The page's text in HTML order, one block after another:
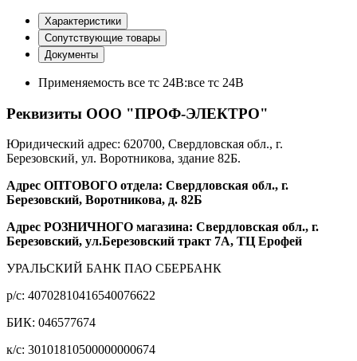
Характеристики
Сопутствующие товары
Документы
Применяемость все тс 24В:все тс 24В
Реквизиты ООО "ПРОФ-ЭЛЕКТРО"
Юридический адрес: 620700, Свердловская обл., г.
Березовский, ул. Воротникова, здание 82Б.
Адрес ОПТОВОГО отдела: Свердловская обл., г.
Березовский, Воротникова, д. 82Б
Адрес РОЗНИЧНОГО магазина: Свердловская обл., г.
Березовский, ул.Березовский тракт 7А, ТЦ Ерофей
УРАЛЬСКИЙ БАНК ПАО СБЕРБАНК
р/c: 40702810416540076622
БИК: 046577674
к/c: 30101810500000000674